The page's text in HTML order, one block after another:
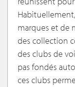
marques et de
des collection
des clubs de
pas fondés
ces clubs